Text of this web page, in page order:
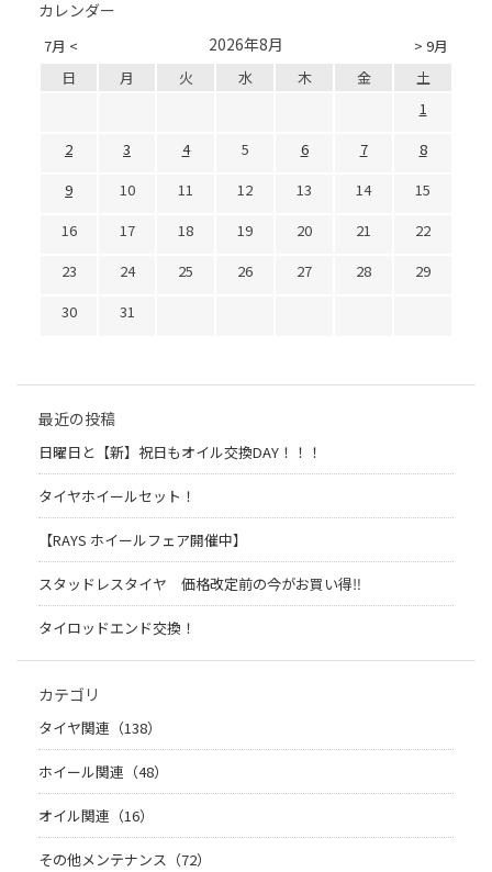
カレンダー
7月 < > 9月
2026年8月
日 月 火 水 木 金
土
1
2
3 4 5 6 7
8
9
10 11 12 13 14
15
16
17 18 19 20 21
22
23
24 25 26 27 28
29
30
31
最近の投稿
日曜日と【新】祝日もオイル交換DAY！！！
タイヤホイールセット！
【RAYS ホイールフェア開催中】
スタッドレスタイヤ 価格改定前の今がお買い得‼️
タイロッドエンド交換！
カテゴリ
タイヤ関連（138）
ホイール関連（48）
オイル関連（16）
その他メンテナンス（72）